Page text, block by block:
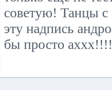
советую! Танцы
эту надпись
бы просто аххх!!!!